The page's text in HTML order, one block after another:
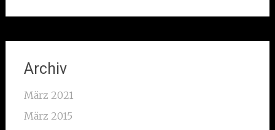
Archiv
März 2021
März 2015